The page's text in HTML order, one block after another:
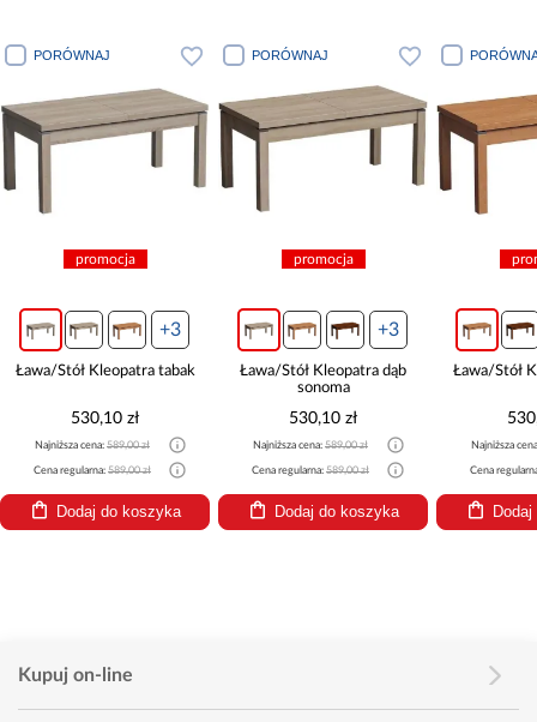
PORÓWNAJ
promocja
+3
Ława/Stół Kleopatra tabak
530,10 zł
Najniższa cena: 589,00 zł
Cena regularna: 589,00 zł
Dodaj do koszyka
PORÓWNAJ
promocja
+3
Ława/Stół Kleopatra dąb
sonoma
530,10 zł
Najniższa cena: 589,00 zł
Cena regularna: 589,00 zł
Dodaj do koszyka
Ława/Stół
Najniższa
Cena
Kupuj on-line